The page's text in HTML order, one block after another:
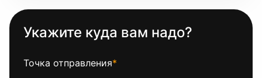
Укажите куда вам надо?
Точка отправления*